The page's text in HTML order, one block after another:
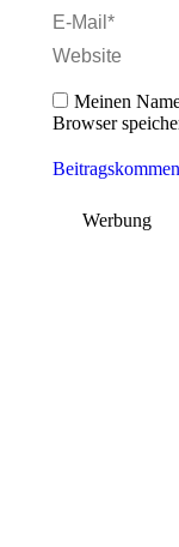
E-Mail *
Website
Meinen
Browser
Werbung